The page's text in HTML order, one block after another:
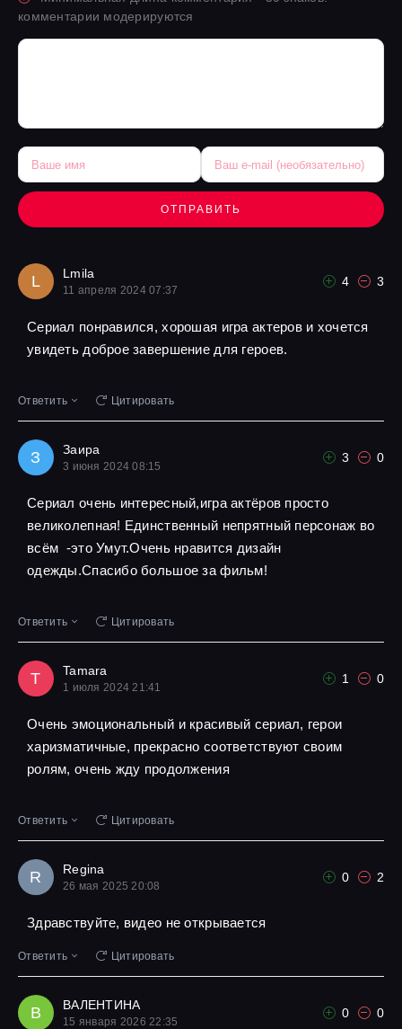
комментарии модерируются
ОТПРАВИТЬ
L Lmila
11 апреля 2024 07:37
4 3
Сериал понравился, хорошая игра актеров и хочется
увидеть доброе завершение для героев.
Ответить Цитировать
З Заира
3 июня 2024 08:15
3 0
Сериал очень интересный,игра актёров просто
великолепная! Единственный непрятный персонаж во
всём -это Умут.Очень нравится дизайн
одежды.Спасибо большое за фильм!
Ответить Цитировать
T Tamara
1 июля 2024 21:41
1 0
Очень эмоциональный и красивый сериал, герои
харизматичные, прекрасно соответствуют своим
ролям, очень жду продолжения
Ответить Цитировать
R Regina
26 мая 2025 20:08
0 2
Здравствуйте, видео не открывается
Ответить Цитировать
В ВАЛЕНТИНА
15 января 2026 22:35
0 0